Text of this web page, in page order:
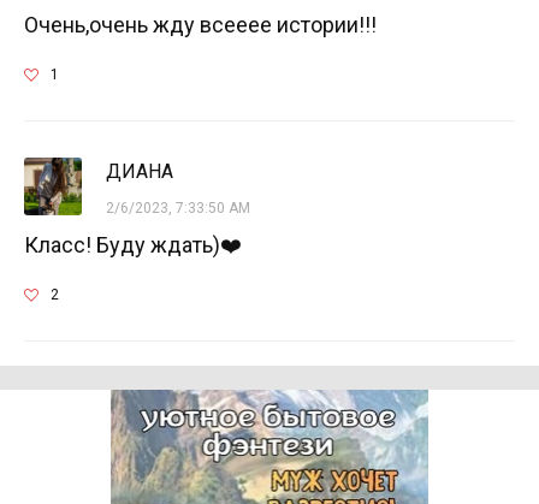
Очень,очень жду всееее истории!!!
1
ДИАНА
2/6/2023, 7:33:50 AM
Класс! Буду ждать)❤️
2